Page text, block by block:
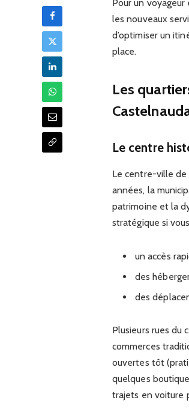
Pour un
les nouveaux
d’optimiser un
place.
Les
Le centre
Le centre-ville de
années, la
patrimoine et la
stratégique si
un accès
des
des
Plusieurs rues du
commerces
ouvertes tôt
quelques
trajets en voiture